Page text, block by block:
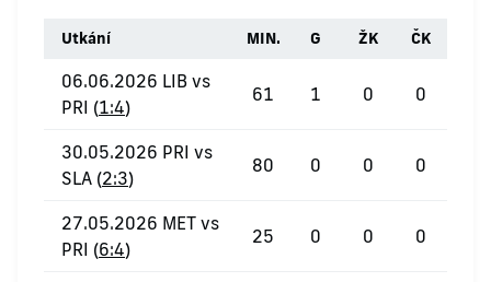
Utkání MIN. G ŽK ČK
06.06.2026 LIB vs
PRI (1:4)
61 1 0 0
30.05.2026 PRI vs
SLA (2:3)
80 0 0 0
27.05.2026 MET vs
PRI (6:4)
25 0 0 0